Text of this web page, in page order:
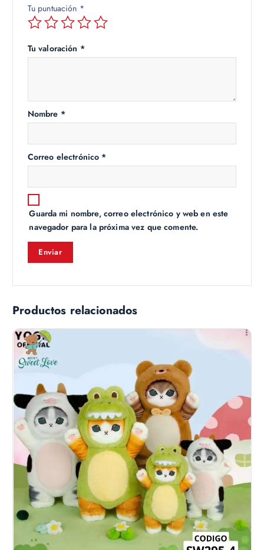
Tu puntuación *
Tu valoración *
Nombre *
Correo electrónico *
Guarda mi nombre, correo electrónico y web en este
navegador para la próxima vez que comente.
Productos relacionados